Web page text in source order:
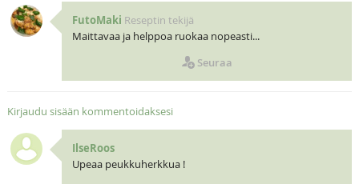
FutoMaki Reseptin tekijä
Maittavaa ja helppoa ruokaa nopeasti...
Seuraa
Kirjaudu sisään kommentoidaksesi
IlseRoos
Upeaa peukkuherkkua !